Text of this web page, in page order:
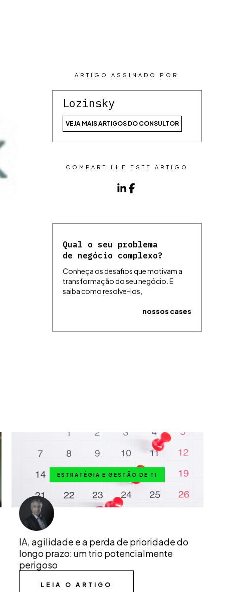
ARTIGO ASSINADO POR
Lozinsky
VEJA MAIS ARTIGOS DO CONSULTOR
COMPARTILHE ESTE ARTIGO
Qual o seu problema
de negócio complexo?
Conheça os desafios que motivam a
transformação do seu negócio. E
saiba como resolve-los,
nossos cases
ESTRATÉGIA E GESTÃO DE TI
IA, agilidade e a perda de prioridade do
longo prazo: um trio potencialmente
perigoso
LEIA O ARTIGO